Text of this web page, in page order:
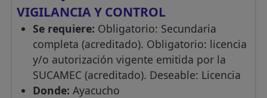
VIGILANCIA Y CONTROL
Se requiere: Obligatorio: Secundaria
completa (acreditado). Obligatorio: licencia
y/o autorización vigente emitida por la
SUCAMEC (acreditado). Deseable: Licencia
Donde: Ayacucho